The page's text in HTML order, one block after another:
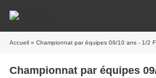
Accueil » Championnat par équipes 09/10 ans - 1/2
Championnat par équipes